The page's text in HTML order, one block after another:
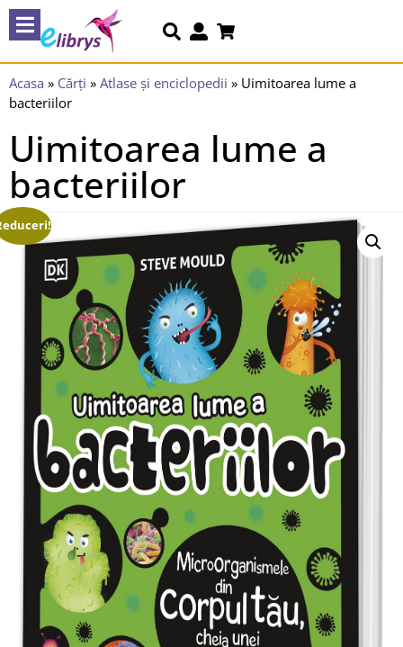
Acasa » Cărți » Atlase și enciclopedii » Uimitoarea lume a
bacteriilor
Uimitoarea lume a
bacteriilor